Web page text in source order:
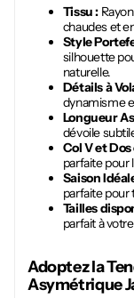
Tissu :
chaudes et
Style
silhouette
naturelle.
Détails à
dynamisme
Longueur
dévoile
Col V et Dos
parfaite pour
Saison
parfaite pour
Tailles
parfait à
Adoptez la
Asymétrique